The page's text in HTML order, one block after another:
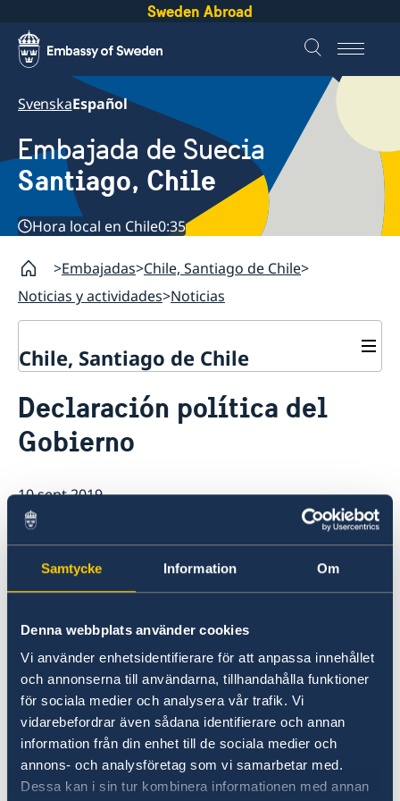
Samtycke Information Om
Denna webbplats använder cookies
Vi använder enhetsidentifierare för att anpassa innehållet
och annonserna till användarna, tillhandahålla funktioner
för sociala medier och analysera vår trafik. Vi
vidarebefordrar även sådana identifierare och annan
information från din enhet till de sociala medier och
annons- och analysföretag som vi samarbetar med.
Dessa kan i sin tur kombinera informationen med annan
Sweden Abroad
SvenskaEspañol
Embajada de Suecia
Santiago, Chile
Hora local en Chile0:35
Embajadas Chile, Santiago de Chile
Noticias y actividades Noticias
Chile, Santiago de Chile
Vacantes
Pasantía
Tarifas
Contacto y horarios
Noticias y actividades
Instituto Chileno Sueco de Cultura
Svenskar i Världen
Svenska kyrkan
Svenska skolan
Declaración política del
Gobierno
10 sept 2019
El Primer Ministro Stefan Löfven
presentó la Declaración política del
Gobierno en Riksdagen, el Parlamento
sueco, el 10 de septiembre 2019. La
declaración establece los objetivos del
Gobierno para el año que viene.
Declaración política del Gobierno 10 de
septiembre 2019
Última actualización 10 sept 2019, 13.12